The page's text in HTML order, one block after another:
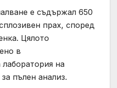
е съдържал 650
прах, според
Цялото
в
на
пълен анализ.